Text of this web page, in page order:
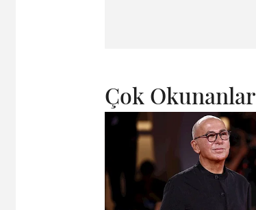
Çok Okunanlar